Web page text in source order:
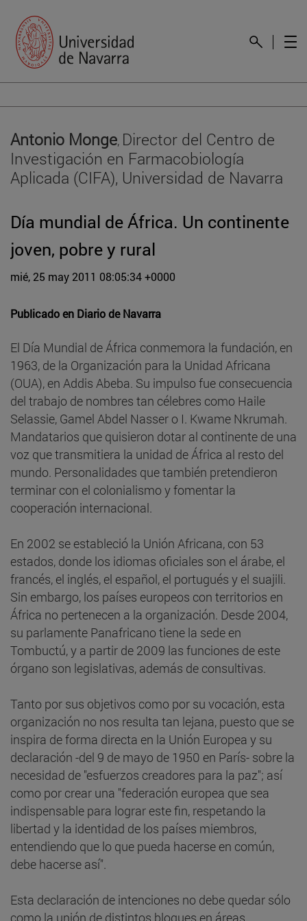
Antonio Monge, Director del Centro de
Investigación en Farmacobiología
Aplicada (CIFA), Universidad de Navarra
Día mundial de África. Un continente
joven, pobre y rural
mié, 25 may 2011 08:05:34 +0000
Publicado en Diario de Navarra
El Día Mundial de África conmemora la fundación, en
1963, de la Organización para la Unidad Africana
(OUA), en Addis Abeba. Su impulso fue consecuencia
del trabajo de nombres tan célebres como Haile
Selassie, Gamel Abdel Nasser o I. Kwame Nkrumah.
Mandatarios que quisieron dotar al continente de una
voz que transmitiera la unidad de África al resto del
mundo. Personalidades que también pretendieron
terminar con el colonialismo y fomentar la
cooperación internacional.
En 2002 se estableció la Unión Africana, con 53
estados, donde los idiomas oficiales son el árabe, el
francés, el inglés, el español, el portugués y el suajili.
Sin embargo, los países europeos con territorios en
África no pertenecen a la organización. Desde 2004,
su parlamente Panafricano tiene la sede en
Tombuctú, y a partir de 2009 las funciones de este
órgano son legislativas, además de consultivas.
Tanto por sus objetivos como por su vocación, esta
organización no nos resulta tan lejana, puesto que se
inspira de forma directa en la Unión Europea y su
declaración -del 9 de mayo de 1950 en París- sobre la
necesidad de "esfuerzos creadores para la paz"; así
como por crear una "federación europea que sea
indispensable para lograr este fin, respetando la
libertad y la identidad de los países miembros,
entendiendo que lo que pueda hacerse en común,
debe hacerse así".
Esta declaración de intenciones no debe quedar sólo
como la unión de distintos bloques en áreas